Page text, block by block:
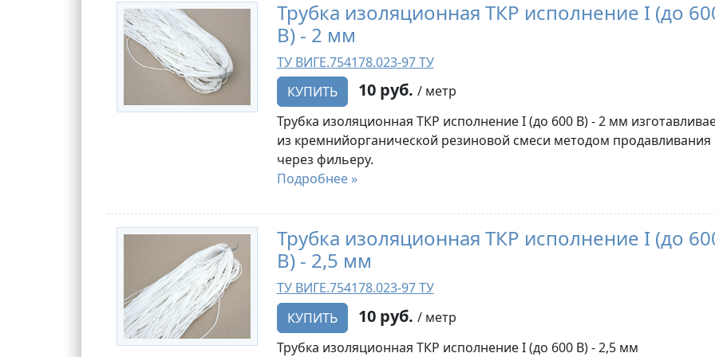
Трубка изоляционная ТКР исполнение I (до
В) - 2 мм
ТУ ВИГЕ.754178.023-97 ТУ
КУПИТЬ
10 руб. / метр
Трубка изоляционная ТКР исполнение I (до 600 В) - 2 мм
из кремнийорганической резиновой смеси методом продавливания
через фильеру.
Подробнее »
Трубка изоляционная ТКР исполнение I (до
В) - 2,5 мм
ТУ ВИГЕ.754178.023-97 ТУ
КУПИТЬ
10 руб. / метр
Трубка изоляционная ТКР исполнение I (до 600 В) - 2,5 мм